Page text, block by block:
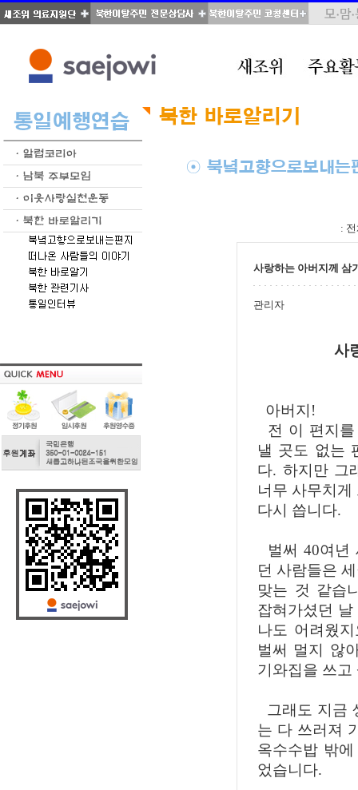
:
사랑하는 아버지께 삼
관리자
사
아버지!
전 이 편지를
낼 곳도 없는
다. 하지만 그
너무 사무치
다시 씁니다.
벌써 40여년
던 사람들은
맞는 것 같습
잡혀가셨던
나도 어려웠
벌써 멀지 않
기와집을 쓰고
그래도 지금
는 다 쓰러져
옥수수밥 밖
었습니다.